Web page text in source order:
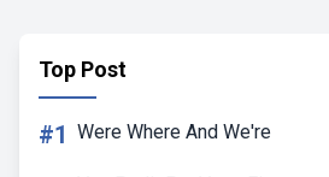
Top Post
#1 Were Where And We're